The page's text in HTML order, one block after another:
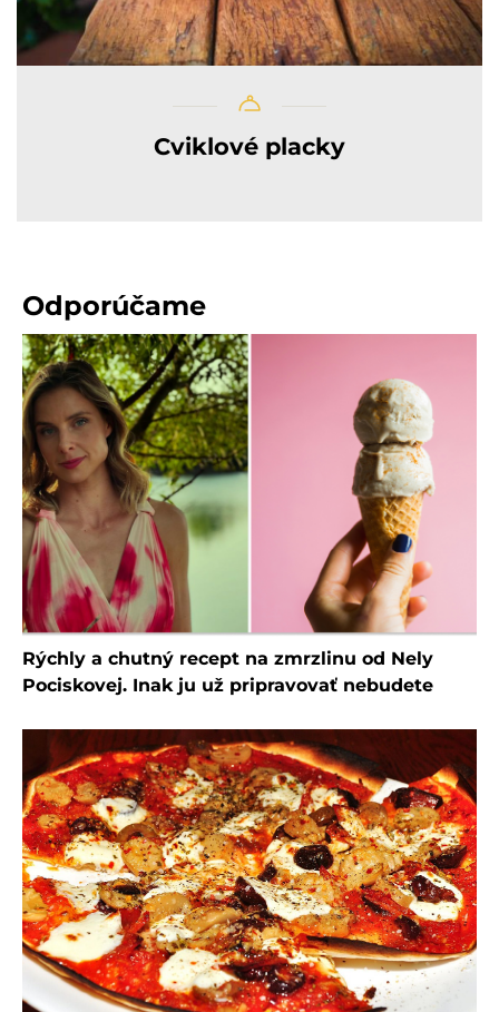
Cviklové placky
Odporúčame
Rýchly a chutný recept na zmrzlinu od Nely
Pociskovej. Inak ju už pripravovať nebudete